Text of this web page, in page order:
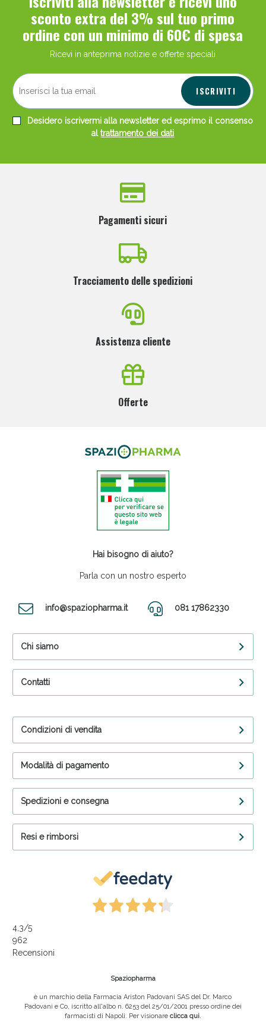
sconto extra del 3% sul tuo primo
ordine con un minimo di 60€ di spesa
Ricevi in anteprima notizie e offerte speciali
ISCRIVITI
Desidero iscrivermi alla newsletter ed esprimo il consenso
altrattamento dei dati
Pagamenti sicuri
Tracciamento delle spedizioni
Assistenza cliente
Offerte
Hai bisogno di aiuto?
Parla con un nostro esperto
info@spaziopharma.it 081 17862330
Chi siamo
Contatti
Condizioni di vendita
Modalità di pagamento
Spedizioni e consegna
Resi e rimborsi
4,3/5
962
Recensioni
Spaziopharma
è un marchio della Farmacia Ariston Padovani SAS del Dr. Marco
Padovani e Co, iscritto all'albo n. 6253 del 25/01/2001 presso ordine dei
farmacisti di Napoli. Per visionare clicca qui.